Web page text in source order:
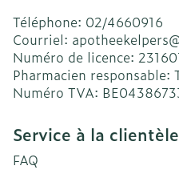
Téléphone: 02/4660916
Courriel:
Numéro de licence:
Pharmacien responsable:
Numéro TVA:
Service à la clientèle
FAQ